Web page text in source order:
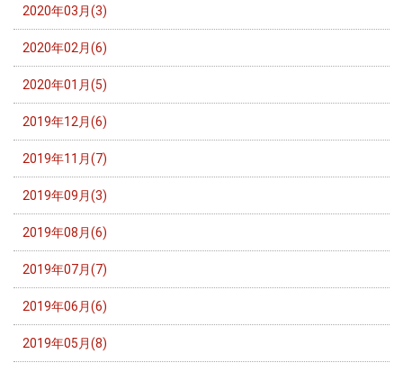
2020年03月(3)
2020年02月(6)
2020年01月(5)
2019年12月(6)
2019年11月(7)
2019年09月(3)
2019年08月(6)
2019年07月(7)
2019年06月(6)
2019年05月(8)